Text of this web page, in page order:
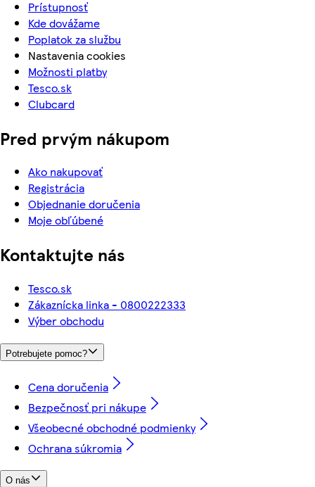
Prístupnosť
Kde dovážame
Poplatok za službu
Nastavenia cookies
Možnosti platby
Tesco.sk
Clubcard
Pred prvým nákupom
Ako nakupovať
Registrácia
Objednanie doručenia
Moje obľúbené
Kontaktujte nás
Tesco.sk
Zákaznícka linka - 0800222333
Výber obchodu
Potrebujete pomoc?
Cena doručenia
Bezpečnosť pri nákupe
Všeobecné obchodné podmienky
Ochrana súkromia
O nás